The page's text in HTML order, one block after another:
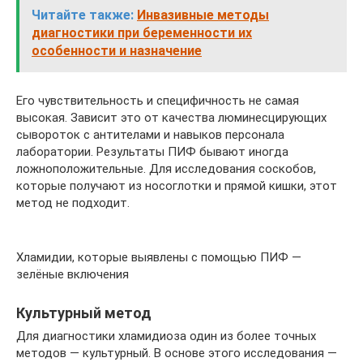
Читайте также: Инвазивные методы
диагностики при беременности их
особенности и назначение
Его чувствительность и специфичность не самая
высокая. Зависит это от качества люминесцирующих
сывороток с антителами и навыков персонала
лаборатории. Результаты ПИФ бывают иногда
ложноположительные. Для исследования соскобов,
которые получают из носоглотки и прямой кишки, этот
метод не подходит.
Хламидии, которые выявлены с помощью ПИФ —
зелёные включения
Культурный метод
Для диагностики хламидиоза один из более точных
методов — культурный. В основе этого исследования —